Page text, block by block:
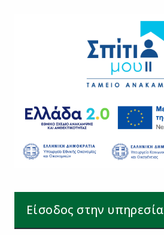
Είσοδος στην υπηρεσία